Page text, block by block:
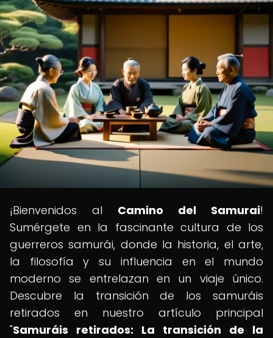
¡Bienvenidos al Camino del Samurai!
Sumérgete en la fascinante cultura de los
guerreros samurái, donde la historia, el arte,
la filosofía y su influencia en el mundo
moderno se entrelazan en un viaje único.
Descubre la transición de los samuráis
retirados en nuestro artículo principal
"Samuráis retirados: La transición de la